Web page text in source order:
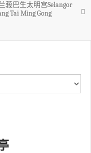
莪巴生太明宫Selangor
Tai Ming Gong